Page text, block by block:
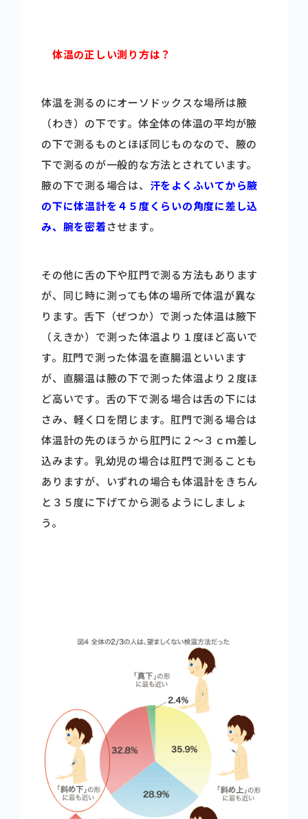
体温の正しい測 り方は？
体温を測るのにオーソドックスな場所は腋
（わき）の下です。体全体の体温の平均が腋
の下で測るものとほぼ同じものなので、腋の
下で測るのが一般的な方法とされています。
腋の下で測る場合は、 汗をよくふいてから腋
の下に体温計を４５度くらいの角度に差し込
み、腕を密着させます。
その他に舌の下や肛門で測る方法もあります
が、同じ時に測っても体の場所で体温が異な
ります。舌下（ぜつか）で測った体温は腋下
（えきか）で測った体温より１度ほど高いで
す。肛門で測った体温を直腸温といいます
が、直腸温は腋の下で測った体温より２度ほ
ど高いです。舌の下で測る場合は舌の下には
さみ、軽く口を閉じます。肛門で測る場合は
体温計の先のほうから肛門に２～３ｃｍ差し
込みます。乳幼児の場合は肛門で測ることも
ありますが、いずれの場合も体温計をきちん
と３５度に下げてから測るようにしましょ
う。